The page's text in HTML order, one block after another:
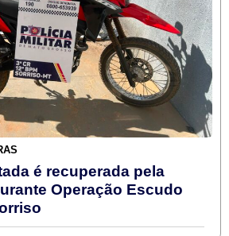
é recuperada pela
Operação Escudo